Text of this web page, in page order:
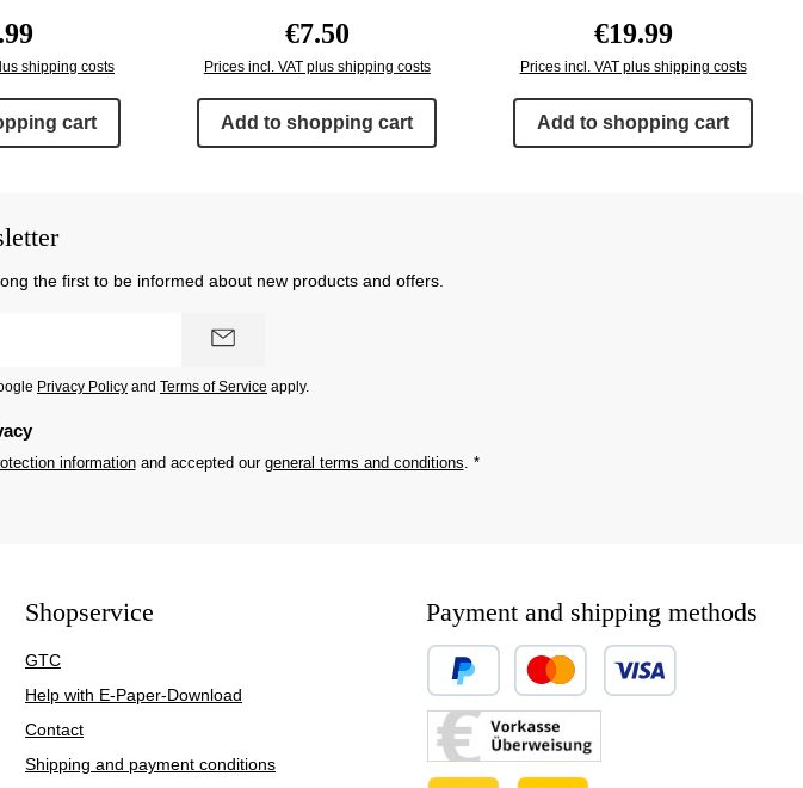
price:
shipping costs
cart
Regular price:
€7.50
Prices incl. VAT plus shipping costs
Add to shopping cart
Regular price:
€19.99
Prices incl. VAT plus shipping costs
Add to shopping cart
the first to be informed about new products and offers.
Privacy Policy and Terms of Service apply.
informationand accepted our general terms and conditions *
Shopservice
GTC
Help with E-Paper-Download
Contact
Shipping and payment conditions
Payment and shipping methods
Custom image 1Custom image 2
Custom image 3